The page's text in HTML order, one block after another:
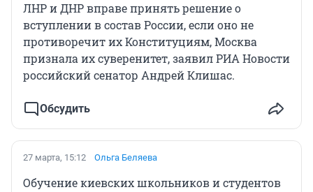
ЛНР и ДНР вправе принять решение о
вступлении в состав России, если оно не
противоречит их Конституциям, Москва
признала их суверенитет, заявил РИА Новости
российский сенатор Андрей Клишас.
Обсудить
27 марта, 15:12 Ольга Беляева
Обучение киевских школьников и студентов